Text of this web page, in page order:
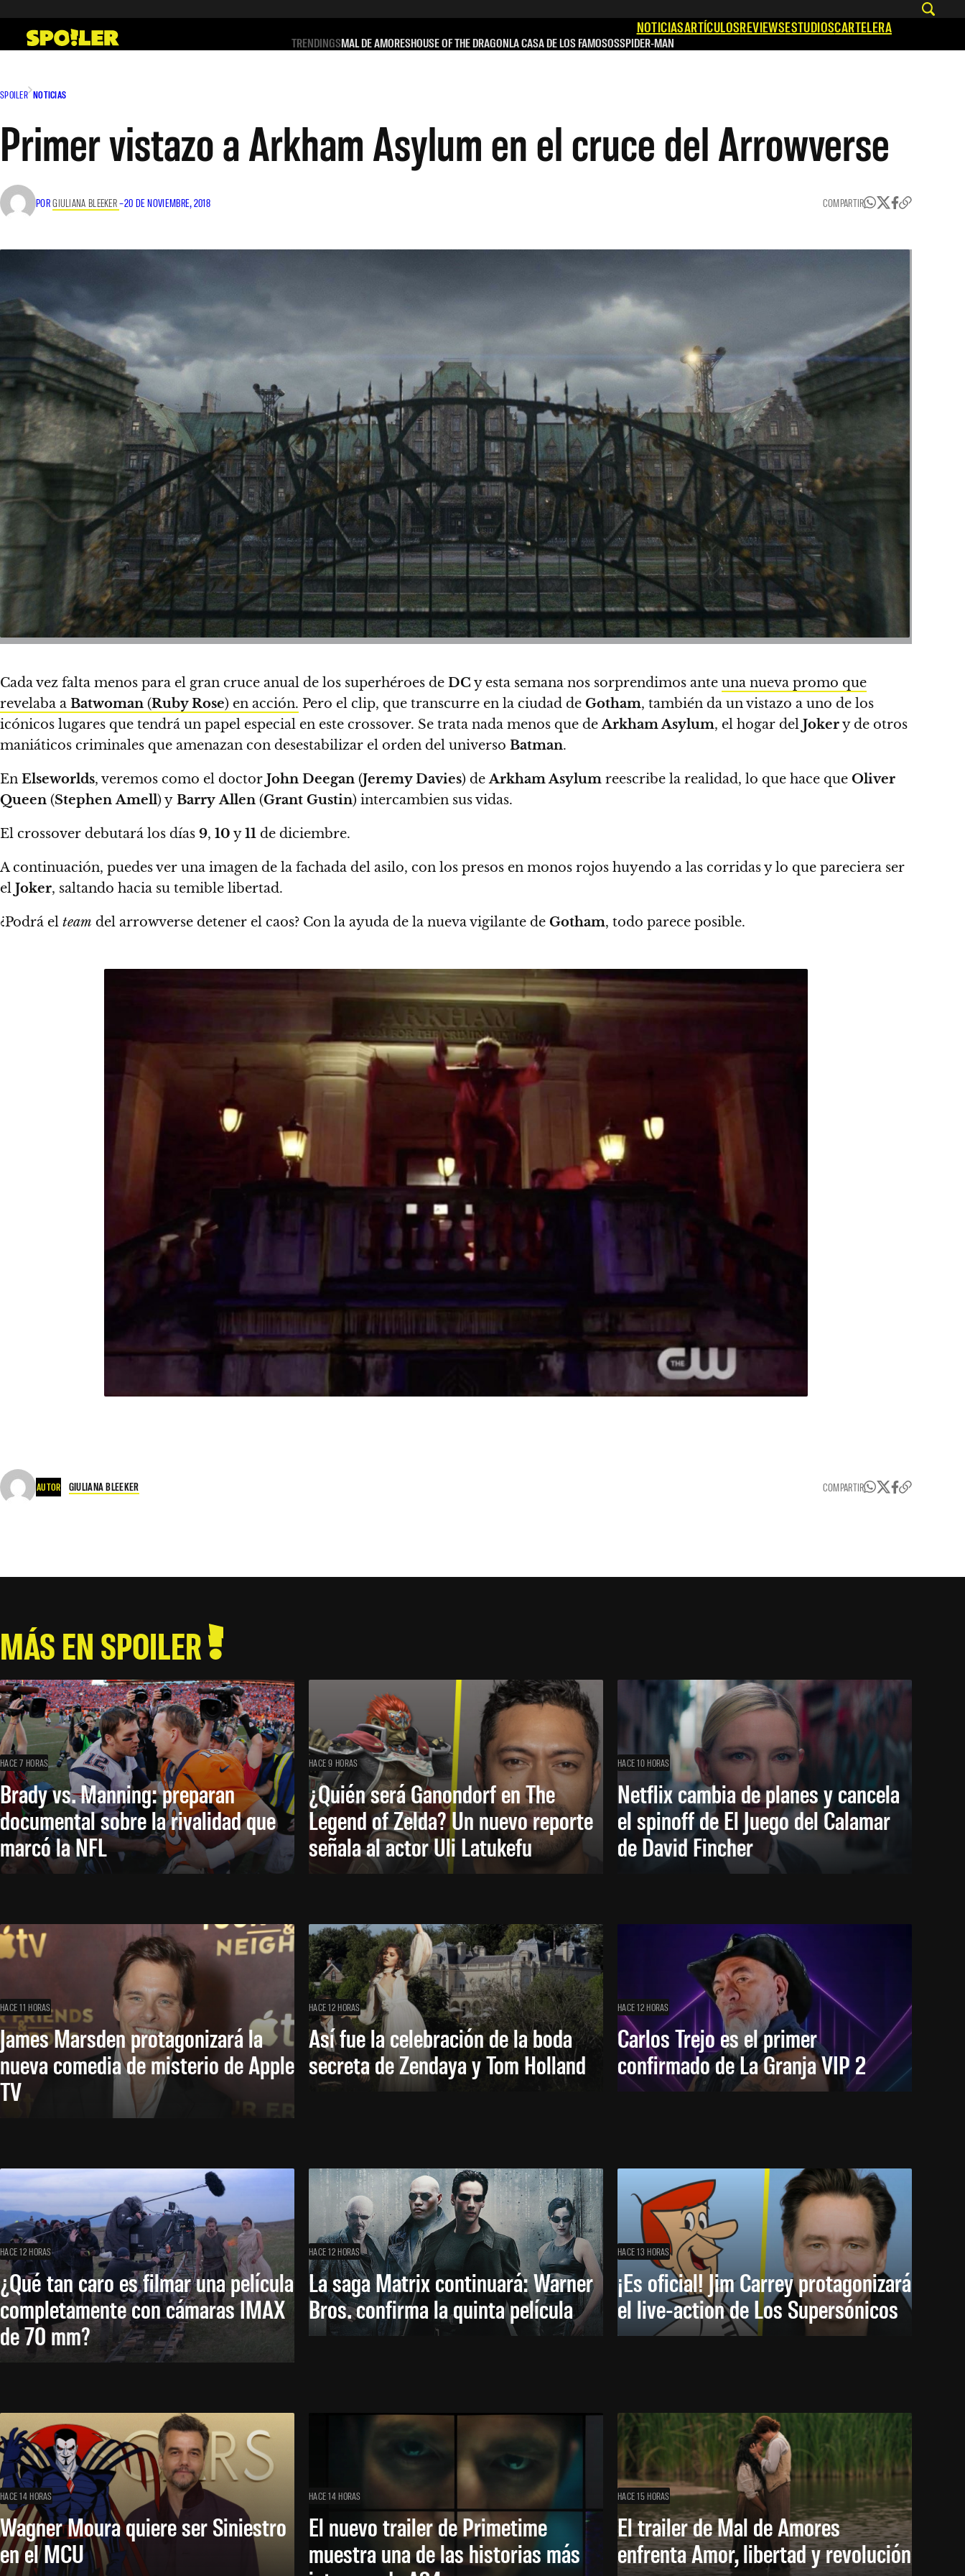
contenido
NOTICIASARTÍCULOSREVIEWSESTUDIOSCARTELERA
TRENDINGSMAL DE AMORESHOUSE OF THE DRAGONLA CASA DE LOS FAMOSOSSPIDER-MAN
SPOILER NOTICIAS
Primer vistazo a Arkham Asylum en el cruce del Arrowverse
PORGIULIANA BLEEKER–20 DE NOVIEMBRE, 2018 COMPARTIR
Cada vez falta menos para el gran cruce anual de los superhéroes de DC y esta semana nos sorprendimos ante una nueva promo que
revelaba a Batwoman (Ruby Rose) en acción. Pero el clip, que transcurre en la ciudad de Gotham, también da un vistazo a uno de los
icónicos lugares que tendrá un papel especial en este crossover. Se trata nada menos que deArkham Asylum, el hogar del Jokery de otros
maniáticos criminales que amenazan con desestabilizar el orden del universo Batman.
En Elseworlds, veremos como el doctor John Deegan (Jeremy Davies) deArkham Asylum reescribe la realidad, lo que hace que Oliver
Queen (Stephen Amell) y Barry Allen (Grant Gustin) intercambien sus vidas.
El crossover debutará los días 9, 10 y11 de diciembre.
A continuación, puedes ver una imagen de la fachada del asilo, con los presos en monos rojos huyendo a las corridas y lo que pareciera ser
el Joker, saltando hacia su temible libertad.
¿Podrá el team del arrowverse detener el caos? Con la ayuda de la nueva vigilante de Gotham, todo parece posible.
AUTOR GIULIANA BLEEKER COMPARTIR
MÁS EN SPOILER
HACE 7 HORAS
Brady vs. Manning: preparan
documental sobre la rivalidad que
marcó la NFL
HACE 9 HORAS
¿Quién será Ganondorf en The
Legend of Zelda? Un nuevo reporte
señala al actor Uli Latukefu
HACE 10 HORAS
Netflix cambia de planes y cancela
el spinoff de El Juego del Calamar
de David Fincher
HACE 11 HORAS
James Marsden protagonizará la
nueva comedia de misterio de Apple
TV
HACE 12 HORAS
Así fue la celebración de la boda
secreta de Zendaya y Tom Holland
HACE 12 HORAS
Carlos Trejo es el primer
confirmado de La Granja VIP 2
HACE 12 HORAS
¿Qué tan caro es filmar una película
completamente con cámaras IMAX
de 70 mm?
HACE 12 HORAS
La saga Matrix continuará: Warner
Bros. confirma la quinta película
HACE 13 HORAS
¡Es oficial! Jim Carrey protagonizará
el live-action de Los Supersónicos
HACE 14 HORAS
Wagner Moura quiere ser Siniestro
en el MCU
HACE 14 HORAS
El nuevo trailer de Primetime
muestra una de las historias más
HACE 15 HORAS
El trailer de Mal de Amores
enfrenta Amor, libertad y revolución